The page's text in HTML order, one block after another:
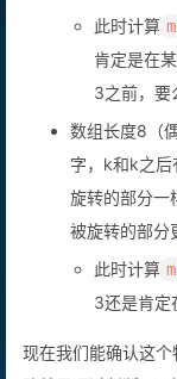
此时计算
肯定是在
3之前，要
数组长度8（
字，k和k之后
旋转的部分一
被旋转的部分
此时计算
3还是肯定
现在我们能确认这